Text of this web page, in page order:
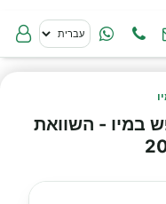
במיו - השוואת